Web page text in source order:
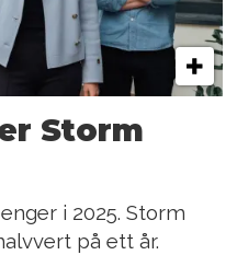
Storm
i 2025. Storm
på ett år.